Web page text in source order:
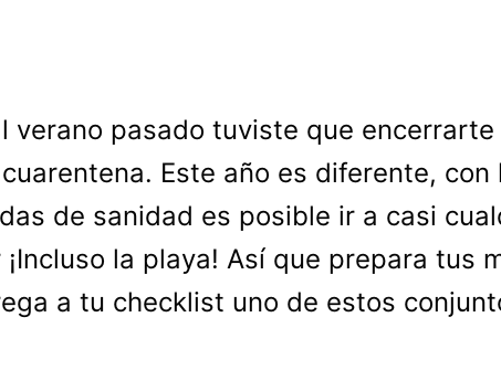
l verano pasado tuviste que encerrarte
cuarentena. Este año es diferente, con
de sanidad es posible ir a casi
¡Incluso la playa! Así que prepara tus
a tu checklist uno de estos